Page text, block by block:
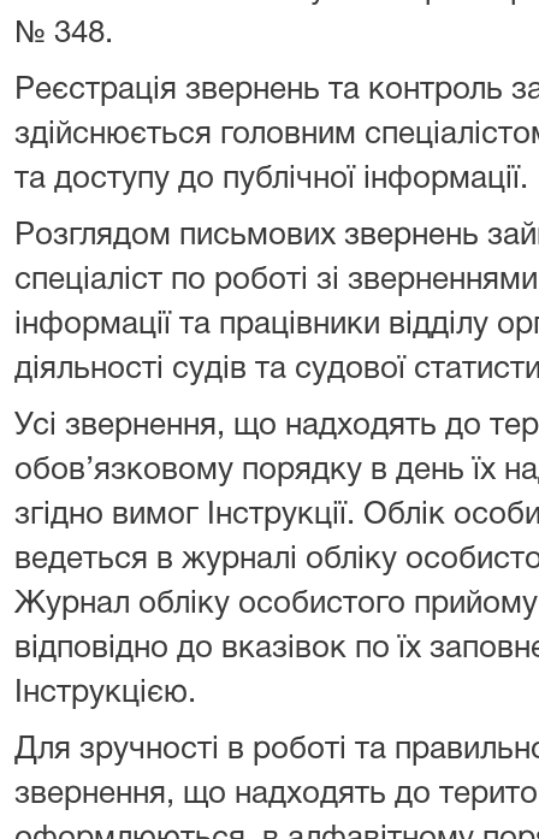
№ 348.
Реєстрація звернень та контроль
здійснюється головним
та доступу до публічної інформації.
Розглядом письмових звернень
спеціаліст по роботі зі
інформації та працівники відділу
діяльності судів та судової
Усі звернення, що надходять до
обов’язковому порядку в день їх
згідно вимог Інструкції. Облік
ведеться в журналі обліку
Журнал обліку особистого
відповідно до вказівок по їх
Інструкцією.
Для зручності в роботі та
звернення, що надходять до